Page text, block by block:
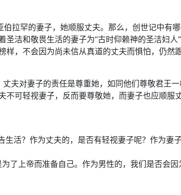
拉罕的妻子，她顺服丈夫。那么，创世记中有
洁和敬畏生活的妻子为“古时仰赖神的圣洁妇人
，不会因为尚未信从真道的丈夫而惧怕，仍然
夫对妻子的责任是尊重她，如同他们尊敬君王一
可轻视妻子，反而要尊敬她，而妻子也应顺服
活？作为丈夫的，是否有轻视妻子呢？作为妻
上帝而准备自己。作为男性的，我们是否会因